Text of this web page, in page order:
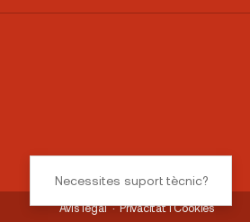
Avís legal Privacitat i Cookies
Necessites suport tècnic?